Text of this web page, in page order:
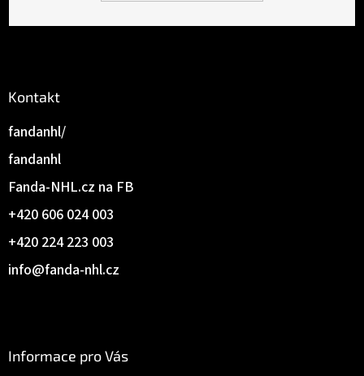
Kontakt
info@fanda-nhl.cz
+420 224 223 003
+420 606 024 003
Fanda-NHL.cz na FB
fandanhl
fandanhl/
Informace pro Vás